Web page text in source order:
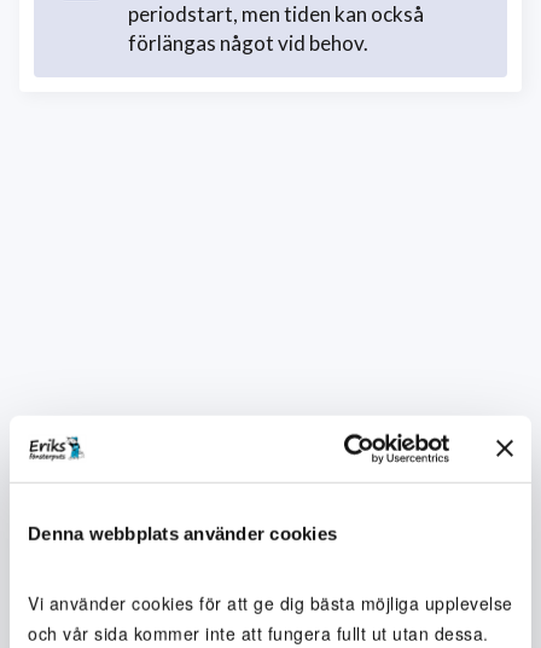
Denna webbplats använder cookies
Vi använder cookies för att ge dig bästa möjliga upplevelse
och vår sida kommer inte att fungera fullt ut utan dessa.
periodstart, men tiden kan också
förlängas något vid behov.